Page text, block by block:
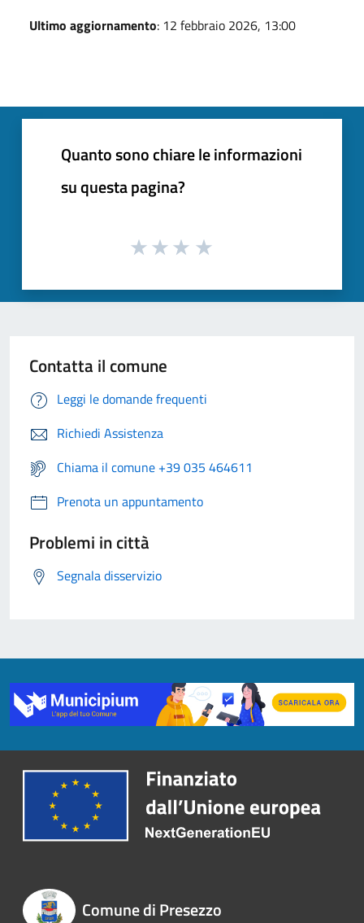
Ultimo aggiornamento: 12 febbraio 2026, 13:00
Quanto sono chiare le informazioni
su questa pagina?
Contatta il comune
Leggi le domande frequenti
Richiedi Assistenza
Chiama il comune +39 035 464611
Prenota un appuntamento
Problemi in città
Segnala disservizio
Comune di Presezzo